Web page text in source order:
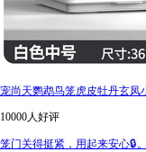
宠尚天鹦鹉鸟笼虎皮牡丹玄凤
10000人好评
笼门关得挺紧，用起来安心🔒